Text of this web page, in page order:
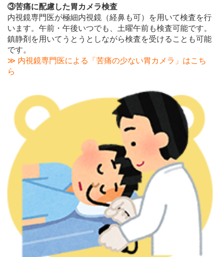
③苦痛に配慮した胃カメラ検査
内視鏡専門医が極細内視鏡（経鼻も可）を用いて検査を行
います。午前・午後いつでも、土曜午前も検査可能です。
鎮静剤を用いてうとうとしながら検査を受けることも可能
です。
≫ 内視鏡専門医による「苦痛の少ない胃カメラ」はこち
ら